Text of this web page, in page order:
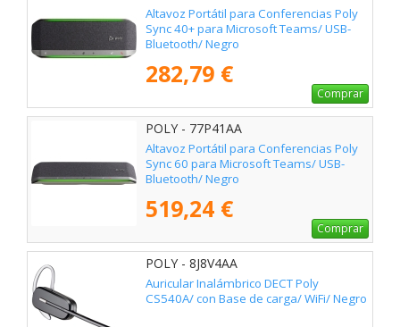
Altavoz Portátil para Conferencias Poly
Sync 40+ para Microsoft Teams/ USB-
Bluetooth/ Negro
282,79 €
Comprar
POLY - 77P41AA
Altavoz Portátil para Conferencias Poly
Sync 60 para Microsoft Teams/ USB-
Bluetooth/ Negro
519,24 €
Comprar
POLY - 8J8V4AA
Auricular Inalámbrico DECT Poly
CS540A/ con Base de carga/ WiFi/ Negro